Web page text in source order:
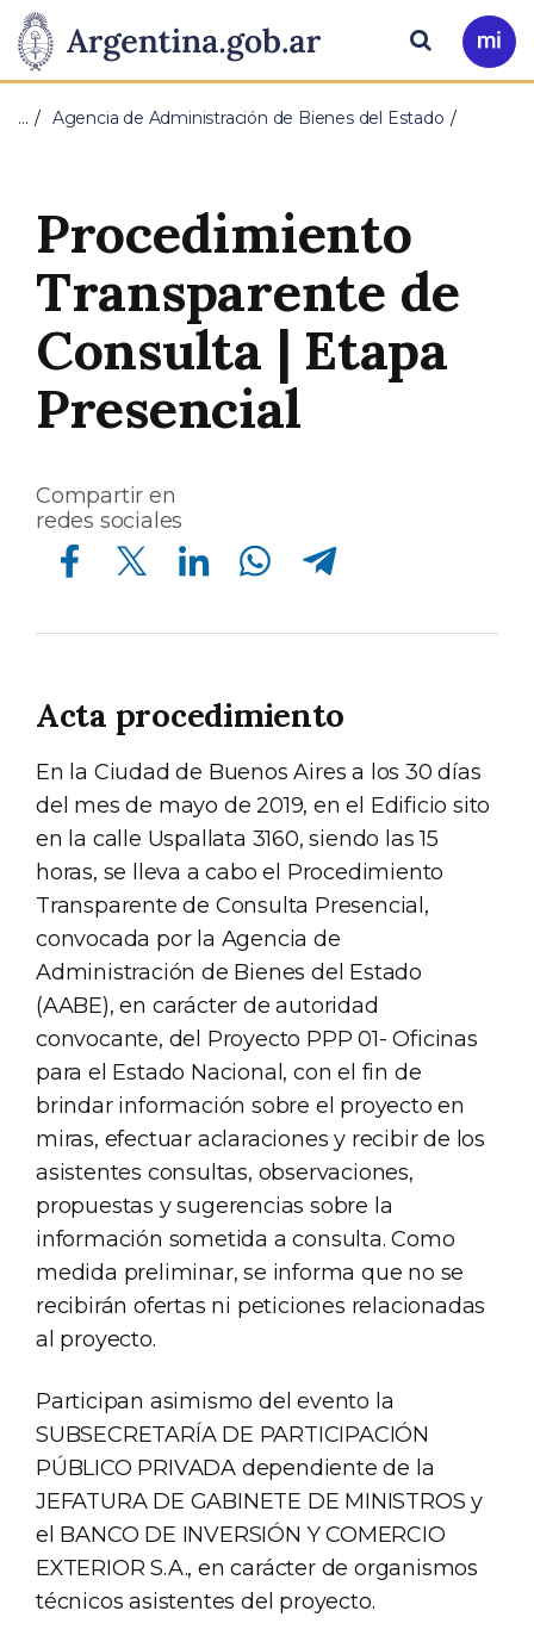
Presidencia
de
Nación
Pasar al contenido principal
Ir
a
Buscar
… Agencia de Administración de Bienes del Estado
Procedimiento
Transparente de
Consulta | Etapa
Presencial
Compartir en
redes sociales
Compartir en Facebook Compartir en Twitter Compartir en Linkedin Compartir en Whatsapp Compartir en Telegram
Acta procedimiento
En la Ciudad de Buenos Aires a los 30 días
del mes de mayo de 2019, en el Edificio sito
en la calle Uspallata 3160, siendo las 15
horas, se lleva a cabo el Procedimiento
Transparente de Consulta Presencial,
convocada por la Agencia de
Administración de Bienes del Estado
(AABE), en carácter de autoridad
convocante, del Proyecto PPP 01- Oficinas
para el Estado Nacional, con el fin de
brindar información sobre el proyecto en
miras, efectuar aclaraciones y recibir de los
asistentes consultas, observaciones,
propuestas y sugerencias sobre la
información sometida a consulta. Como
medida preliminar, se informa que no se
recibirán ofertas ni peticiones relacionadas
al proyecto.
Participan asimismo del evento la
SUBSECRETARÍA DE PARTICIPACIÓN
PÚBLICO PRIVADA dependiente de la
JEFATURA DE GABINETE DE MINISTROS y
el BANCO DE INVERSIÓN Y COMERCIO
EXTERIOR S.A., en carácter de organismos
técnicos asistentes del proyecto.